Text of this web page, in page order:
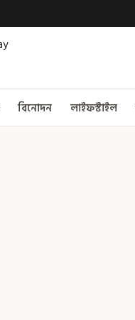
বিনোদন লাইফস্টাইল